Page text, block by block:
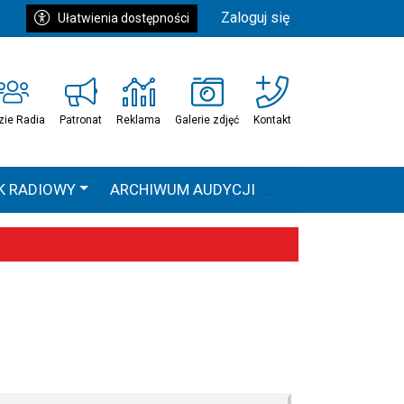
Ułatwienia dostępności Zaloguj się
Radia Patronat Reklama Galerie zdjęć Kontakt
RADIOWY ARCHIWUM AUDYCJI
HEAVEN TOUR